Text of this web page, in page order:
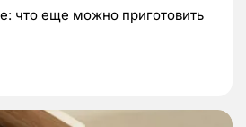
что еще можно приготовить